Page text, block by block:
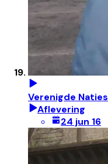
Verenigde Naties
Aflevering
24 jun 16